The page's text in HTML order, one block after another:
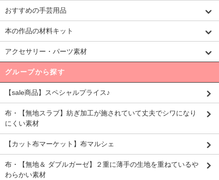
おすすめの手芸用品
本の作品の材料キット
アクセサリー・パーツ素材
グループから探す
【sale商品】スペシャルプライス♪
布・【無地スラブ】紡ぎ加工が施されていて丈夫でシワになり
にくい素材
【カット布マーケット】布マルシェ
布・【無地＆ ダブルガーゼ】２重に薄手の生地を重ねているや
わらかい素材